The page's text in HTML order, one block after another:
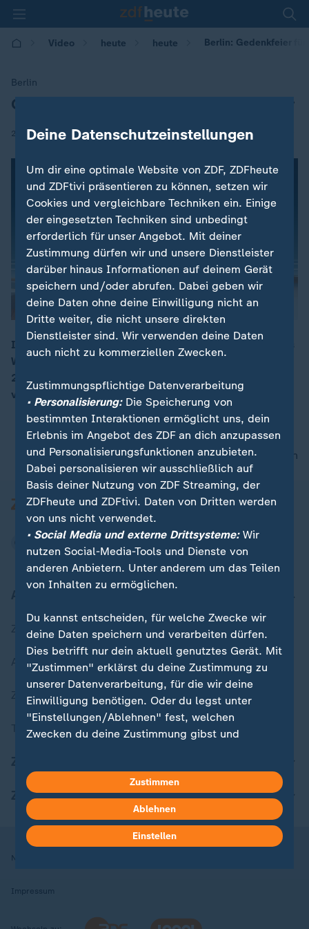
Video heute heute Berlin: Gedenkfeier
Berlin
:
Gedenkfeier für NS-Widerstandskämpfer
20.07.2018 | 15:54
In Berlin wurde mit einer Gedenkfeier an die Opfer des
Widerstandes gegen das Nazi-Regimes gedacht. Am
20. Juli 1944 hatten mehrere Wehrmachtsoffiziere
versucht Adolf Hitler zu töten.
nach oben
Zuletzt veröffentlicht
Aktuelle Sendungs-Videos
ZDFheute Stories
Themen im Überblick
ZDFheute Apps
Nutzungsbedingungen
Impressum
Deine Datenschutzeinstellungen
Um dir eine optimale Website von ZDF, ZDFheute
und ZDFtivi präsentieren zu können, setzen wir
Cookies und vergleichbare Techniken ein. Einige
der eingesetzten Techniken sind unbedingt
erforderlich für unser Angebot. Mit deiner
Zustimmung dürfen wir und unsere Dienstleister
darüber hinaus Informationen auf deinem Gerät
speichern und/oder abrufen. Dabei geben wir
deine Daten ohne deine Einwilligung nicht an
Dritte weiter, die nicht unsere direkten
Dienstleister sind. Wir verwenden deine Daten
auch nicht zu kommerziellen Zwecken.
Zustimmungspflichtige Datenverarbeitung
• Personalisierung:Die Speicherung von
bestimmten Interaktionen ermöglicht uns, dein
Erlebnis im Angebot des ZDF an dich anzupassen
und Personalisierungsfunktionen anzubieten.
Dabei personalisieren wir ausschließlich auf
Basis deiner Nutzung von ZDF Streaming, der
ZDFheute und ZDFtivi. Daten von Dritten werden
von uns nicht verwendet.
• Social Media und externe Drittsysteme:Wir
nutzen Social-Media-Tools und Dienste von
anderen Anbietern. Unter anderem um das Teilen
von Inhalten zu ermöglichen.
Du kannst entscheiden, für welche Zwecke wir
deine Daten speichern und verarbeiten dürfen.
Dies betrifft nur dein aktuell genutztes Gerät. Mit
"Zustimmen" erklärst du deine Zustimmung zu
unserer Datenverarbeitung, für die wir deine
Einwilligung benötigen. Oder du legst unter
"Einstellungen/Ablehnen" fest, welchen
Zwecken du deine Zustimmung gibst und
in deinen Einstellungen widerrufen oder ändern.
Hier findest du das Impressum.
Weitere Informationen findest du in unserer
Datenschutzerklärung.
Zustimmen
Ablehnen
Einstellen